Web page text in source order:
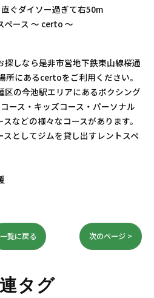
ぐダイソー過ぎて右50m
ペース 〜 certo 〜
探しなら是非市営地下鉄東山線桜通
所にあるcertoをご利用ください。
区の今池駅エリアにあるボクシング
ース・キッズコース・パーソナル
などの様々なコースがあります。
としてジムを貸し出すレントスペ
一覧に戻る 次のページ >
タグ